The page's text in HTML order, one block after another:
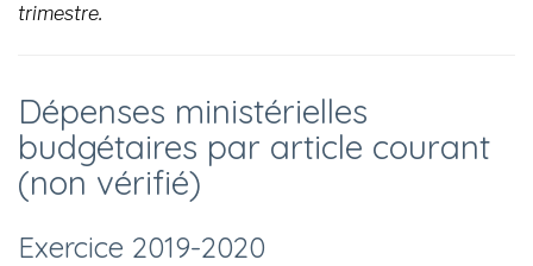
trimestre.
Dépenses ministérielles
budgétaires par article courant
(non vérifié)
Exercice 2019-2020